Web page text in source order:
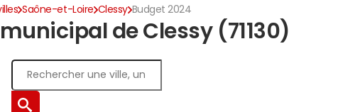
Saône-et-Loire Clessy Budget 2024
de Clessy (71130)